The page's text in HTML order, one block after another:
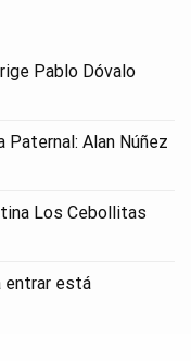
Pablo Dóvalo
Paternal: Alan Núñez
Los Cebollitas
entrar está